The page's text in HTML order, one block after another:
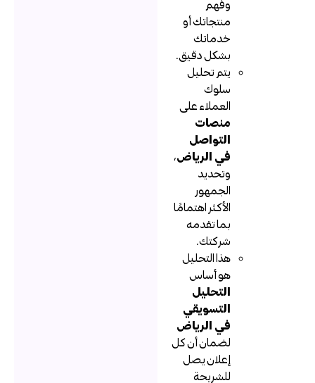
منتجاتك أو
خدماتك
بشكل دقيق.
يتم تحليل
العملاء على
منصات
التواصل
في الرياض،
وتحديد
الجمهور
الأكثر اهتمامًا
بما تقدمه
شركتك.
هذا التحليل
هو أساس
التحليل
التسويقي
في الرياض
لضمان أن كل
إعلان يصل
للشريحة